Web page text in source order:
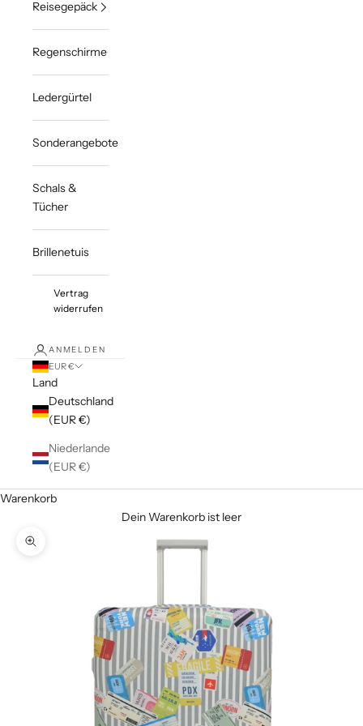
Reisegepäck
Regenschirme
Ledergürtel
Sonderangebote
Schals &
Tücher
Brillenetuis
Vertrag
widerrufen
ANMELDEN
EUR €
Land
Deutschland
(EUR €)
Niederlande
(EUR €)
Warenkorb
Dein Warenkorb ist leer
Bild vergrößern